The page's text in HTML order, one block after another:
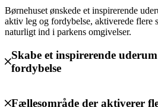
Børnehuset ønskede et inspirerende
aktiv leg og fordybelse, aktiverede flere
naturligt ind i parkens omgivelser.
Skabe et inspirerende
fordybelse
Fællesområde der aktiverer